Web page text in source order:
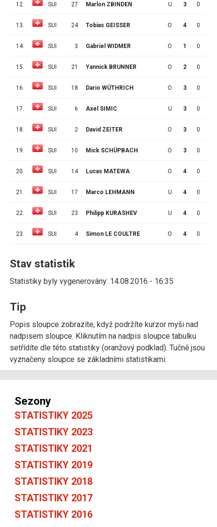
12. SUI 27 Marlon ZBINDEN U 3 0
13. SUI 24 Tobias GEISSER O 4 0
14. SUI 3 Gabriel WIDMER O 1 0
15. SUI 21 Yannick BRUNNER O 2 0
16. SUI 18 Dario WÜTHRICH O 3 0
17. SUI 6 Axel SIMIC U 3 0
18. SUI 2 David ZEITER O 3 0
19. SUI 10 Mick SCHÜPBACH O 3 0
20. SUI 14 Lucas MATEWA O 4 0
21. SUI 17 Marco LEHMANN U 4 0
22. SUI 23 Philipp KURASHEV U 4 0
23. SUI 4 Simon LE COULTRE O 4 0
Stav statistik
Statistiky byly vygenerovány: 14.08.2016 - 16:35
Tip
Popis sloupce zobrazíte, když podržíte kurzor myši nad
nadpisem sloupce. Kliknutím na nadpis sloupce tabulku
setřídíte dle této statistiky (oranžový podklad). Tučně jsou
vyznačeny sloupce se základními statistikami.
Sezony
STATISTIKY 2025
STATISTIKY 2023
STATISTIKY 2021
STATISTIKY 2019
STATISTIKY 2018
STATISTIKY 2017
STATISTIKY 2016